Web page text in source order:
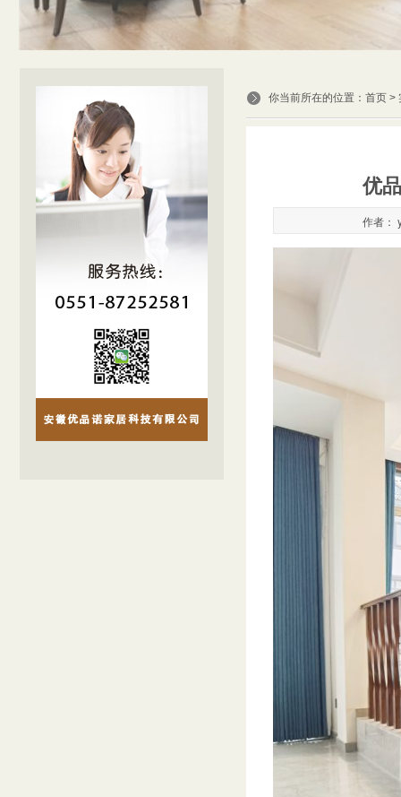
你当前所在的位置： 首页 >
优
作者：